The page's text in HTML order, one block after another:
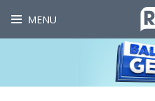
MENU